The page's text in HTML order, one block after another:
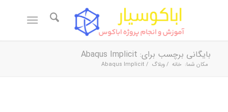
بایگانی برچسب برای: Abaqus Implicit
مکان شما: خانه / وبلاگ /
Abaqus Implicit